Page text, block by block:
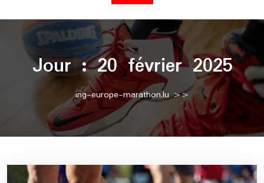
Jour :20 février 2025
ing-europe-marathon.lu>>